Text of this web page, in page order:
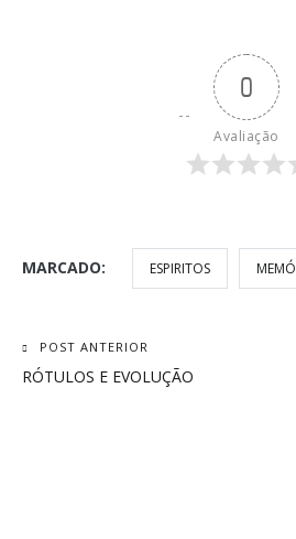
0
Avaliação
MARCADO: ESPIRITOS
Navegação
de
POST ANTERIOR
RÓTULOS E EVOLUÇÃO